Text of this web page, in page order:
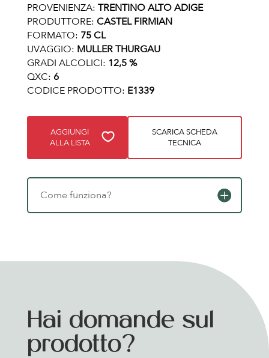
PROVENIENZA: TRENTINO ALTO ADIGE
PRODUTTORE: CASTEL FIRMIAN
FORMATO: 75 CL
UVAGGIO: MULLER THURGAU
GRADI ALCOLICI: 12,5 %
QXC: 6
CODICE PRODOTTO: E1339
AGGIUNGI
ALLA LISTA
SCARICA SCHEDA
TECNICA
Come funziona?
Hai domande sul
prodotto?